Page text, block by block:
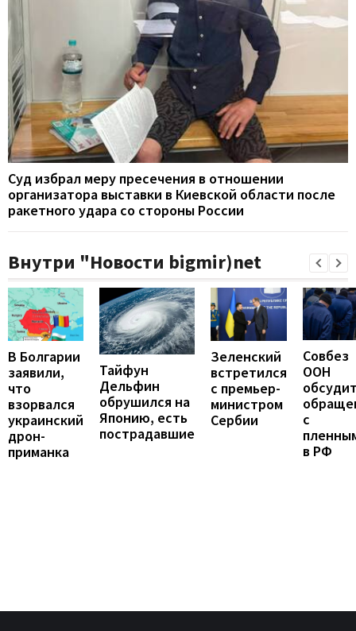
Суд избрал меру пресечения в отношении
организатора выставки в Киевской области после
ракетного удара со стороны России
Внутри "Новости bigmir)net
В Болгарии
заявили,
что
взорвался
украинский
дрон-
приманка
Тайфун
Дельфин
обрушился на
Японию, есть
пострадавшие
Зеленский
встретился
с премьер-
министром
Сербии
Совбез
ООН
с
в РФ